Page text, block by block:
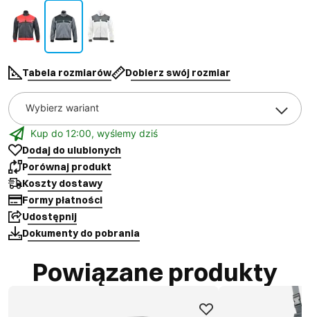
Tabela rozmiarów Dobierz swój rozmiar
Wybierz wariant
Kup do 12:00, wyślemy dziś
Dodaj do ulubionych
Porównaj produkt
Koszty dostawy
Formy płatności
Udostępnij
Dokumenty do pobrania
Powiązane produkty